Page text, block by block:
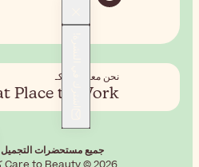
نحن معتمدون كـ
Place to Work!
جميع مستحضرات التجميل